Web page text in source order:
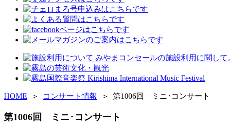
HOME ＞ コンサート情報 ＞ 第1006回 ミニ･コンサート
第1006回 ミニ･コンサート